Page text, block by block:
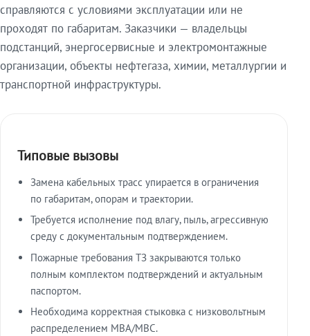
справляются с условиями эксплуатации или не
проходят по габаритам. Заказчики — владельцы
подстанций, энергосервисные и электромонтажные
организации, объекты нефтегаза, химии, металлургии и
транспортной инфраструктуры.
Типовые вызовы
Замена кабельных трасс упирается в ограничения
по габаритам, опорам и траектории.
Требуется исполнение под влагу, пыль, агрессивную
среду с документальным подтверждением.
Пожарные требования ТЗ закрываются только
полным комплектом подтверждений и актуальным
паспортом.
Необходима корректная стыковка с низковольтным
распределением МВА/МВС.